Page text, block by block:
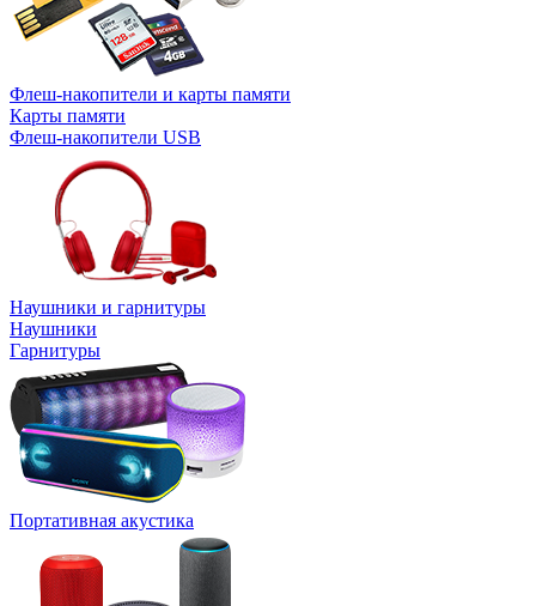
Флеш-накопители и карты памяти
Карты памяти
Флеш-накопители USB
Наушники и гарнитуры
Наушники
Гарнитуры
Портативная акустика